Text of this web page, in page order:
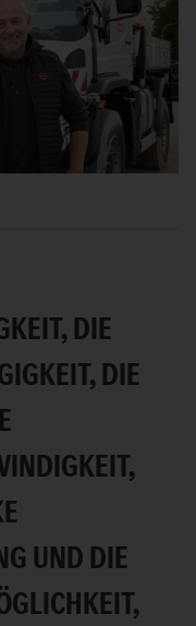
DIE
DIE
UND DIE